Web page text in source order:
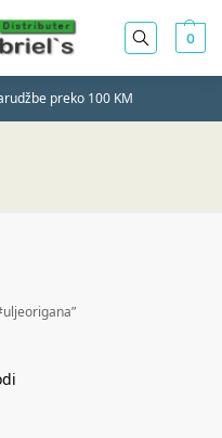
0
preko 100 KM